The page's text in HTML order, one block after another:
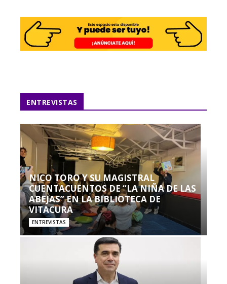
ENTREVISTAS
NICO TORO Y SU MAGISTRAL
CUENTACUENTOS DE “LA NIÑA DE LAS
ABEJAS” EN LA BIBLIOTECA DE
VITACURA
ENTREVISTAS